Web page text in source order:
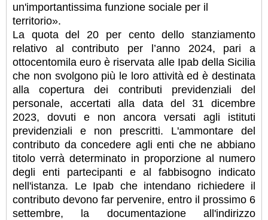
un'importantissima funzione sociale per il
territorio».
La quota del 20 per cento dello stanziamento
relativo al contributo per l’anno 2024, pari a
ottocentomila euro è riservata alle Ipab della Sicilia
che non svolgono più le loro attività ed è destinata
alla copertura dei contributi previdenziali del
personale, accertati alla data del 31 dicembre
2023, dovuti e non ancora versati agli istituti
previdenziali e non prescritti. L'ammontare del
contributo da concedere agli enti che ne abbiano
titolo verrà determinato in proporzione al numero
degli enti partecipanti e al fabbisogno indicato
nell'istanza. Le Ipab che intendano richiedere il
contributo devono far pervenire, entro il prossimo 6
settembre, la documentazione all'indirizzo